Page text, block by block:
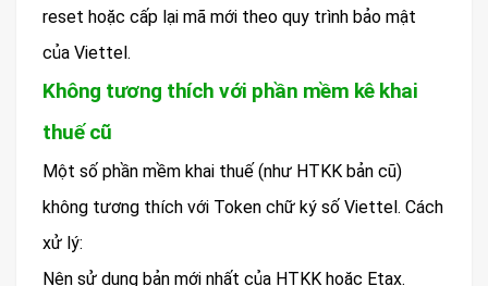
reset hoặc cấp lại mã mới theo quy trình bảo mật
của Viettel.
Không tương thích với phần mềm kê khai
thuế cũ
Một số phần mềm khai thuế (như HTKK bản cũ)
không tương thích với Token chữ ký số Viettel. Cách
xử lý:
Nên sử dụng bản mới nhất của HTKK hoặc Etax.